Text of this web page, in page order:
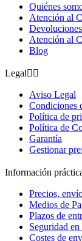
Quiénes
Atención al
Atención al
Blog
Legal 
Aviso Legal
Condiciones
Política de
Política de
Garantía
Gestionar
Información
Precios,
Medios de
Plazos de
Seguridad
Costes de